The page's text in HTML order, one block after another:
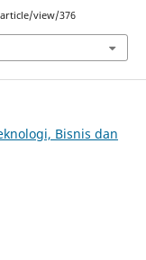
view/376
Bisnis dan